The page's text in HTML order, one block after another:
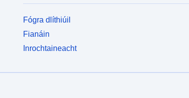
Fógra dlíthiúil
Fianáin
Inrochtaineacht